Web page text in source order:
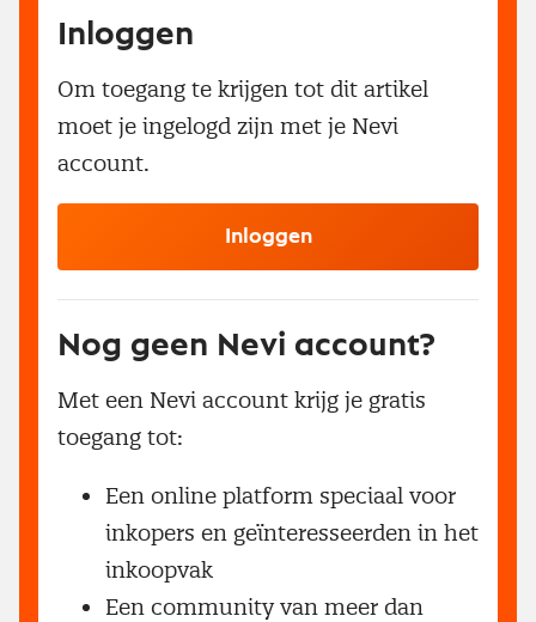
Inloggen
Om toegang te krijgen tot dit artikel
moet je ingelogd zijn met je Nevi
account.
Inloggen
Nog geen Nevi account?
Met een Nevi account krijg je gratis
toegang tot:
Een online platform speciaal voor
inkopers en geïnteresseerden in het
inkoopvak
Een community van meer dan